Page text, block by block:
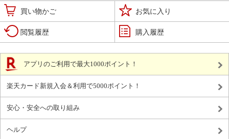
買い物かご お気に入り
閲覧履歴 購入履歴
アプリのご利用で最大1000ポイント！
楽天カード新規入会＆利用で5000ポイント！
安心・安全への取り組み
ヘルプ